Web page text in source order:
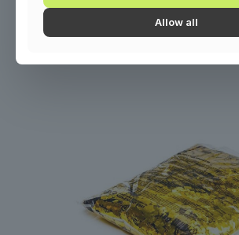
MagicFX Konfetti töltet – Stars Metallic
14 200
Allow all